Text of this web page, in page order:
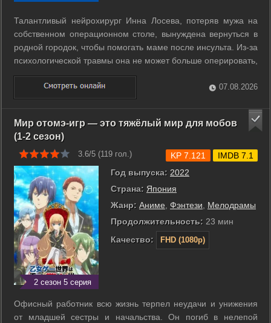
Талантливый нейрохирург Инна Лосева, потеряв мужа на
собственном операционном столе, вынуждена вернуться в
родной городок, чтобы помогать маме после инсульта. Из-за
психологической травмы она не может больше оперировать,
поэтому устраивается на работу терапевтом в районную
поликлинику. Лосевой доверяют 8-ой участок, считающийся
у терапевтов ...
07.08.2026
Мир отомэ-игр — это тяжёлый мир для мобов
(1-2 сезон)
3.6/5 (119 гол.)
2 сезон 5 серия
Год выпуска: 2022
Страна: Япония
Жанр: Аниме Фэнтези
Мелодрамы
Продолжительность: 23 мин
Качество:
FHD (1080p)
KP 7.121 IMDB 7.1
Офисный работник всю жизнь терпел неудачи и унижения
от младшей сестры и начальства. Он погиб в нелепой